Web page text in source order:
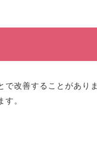
で改善することがありま
。